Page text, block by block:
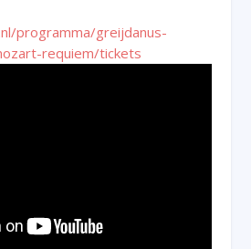
programma/greijdanus-
requiem/tickets